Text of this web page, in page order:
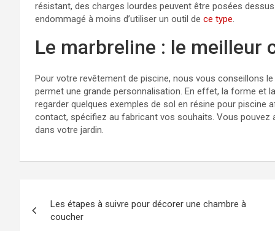
résistant, des charges lourdes peuvent être posées
endommagé à moins d’utiliser un outil de ce type.
Le marbreline : le meilleur
Pour votre revêtement de piscine, nous vous conseillons
permet une grande personnalisation. En effet, la forme et
regarder quelques exemples de sol en résine pour piscine
contact, spécifiez au fabricant vos souhaits. Vous
dans votre jardin.
de
Les étapes à suivre pour décorer une chambre à
coucher